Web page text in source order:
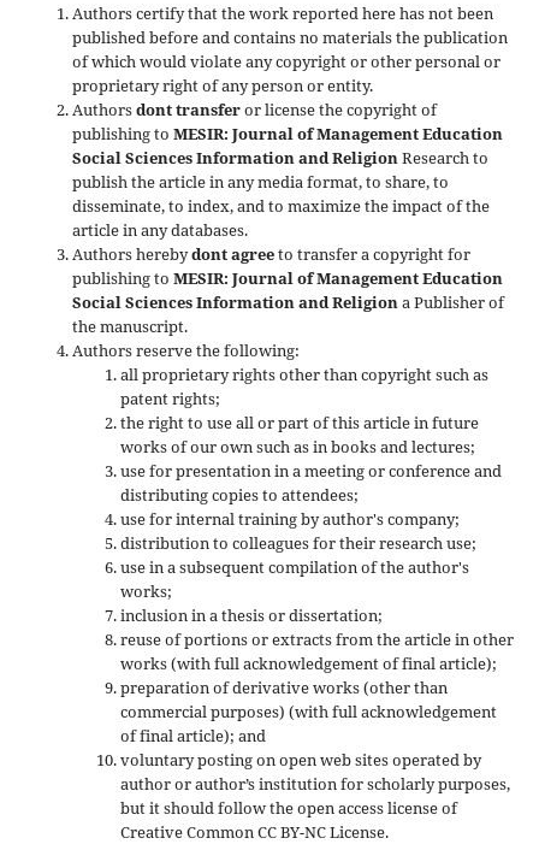
Authors certify that the work reported here has not been
published before and contains no materials the publication
of which would violate any copyright or other personal or
proprietary right of any person or entity.
Authorsdont transferor license the copyright of
publishing to MESIR: Journal of Management Education
Social Sciences Information and ReligionResearch to
publish the article in any media format, to share, to
disseminate, to index, and to maximize the impact of the
article in any databases.
Authors herebydont agreeto transfer a copyright for
publishing to MESIR: Journal of Management Education
Social Sciences Information and Religiona Publisher of
the manuscript.
Authors reserve the following:
all proprietary rights other than copyright such as
patent rights;
the right to use all or part of this article in future
works of our own such as in books and lectures;
use for presentation in a meeting or conference and
distributing copies to attendees;
use for internal training by author's company;
distribution to colleagues for their research use;
use in a subsequent compilation of the author's
works;
inclusion in a thesis or dissertation;
reuse of portions or extracts from the article in other
works (with full acknowledgement of final article);
preparation of derivative works (other than
commercial purposes) (with full acknowledgement
of final article); and
voluntary posting on open web sites operated by
author or author’s institution for scholarly purposes,
but it should follow the open access license of
Creative Common CC BY-NC License.